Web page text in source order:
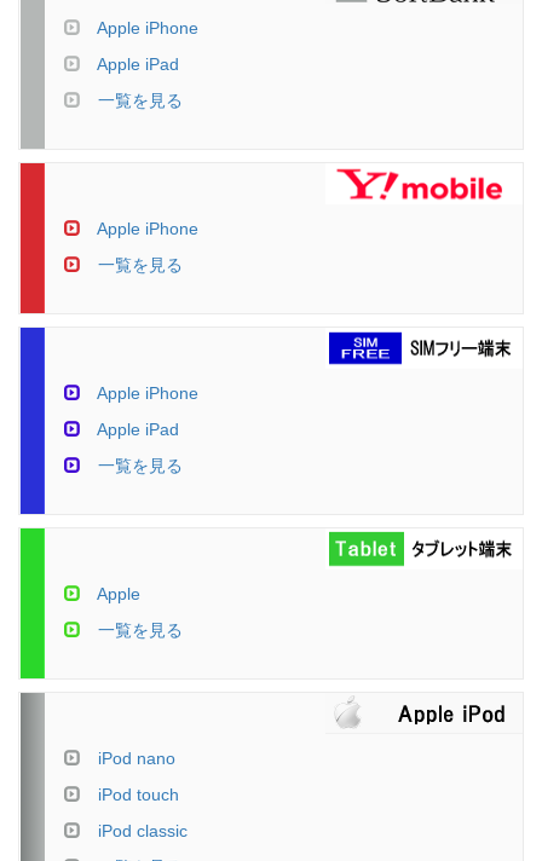
Apple iPhone
Apple iPad
一覧を見る
Apple iPhone
一覧を見る
Apple iPhone
Apple iPad
一覧を見る
Apple
一覧を見る
iPod nano
iPod touch
iPod classic